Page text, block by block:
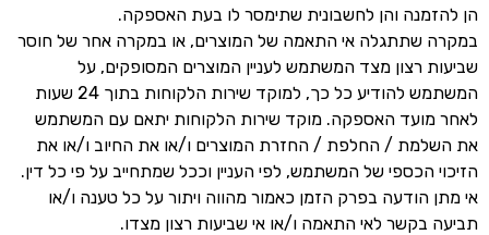
הן להזמנה והן לחשבונית שתימסר לו בעת האספקה.
במקרה שתתגלה אי התאמה של המוצרים, או במקרה אחר של חוסר
שביעות רצון מצד המשתמש לעניין המוצרים המסופקים, על
המשתמש להודיע כל כך, למוקד שירות הלקוחות בתוך 24 שעות
לאחר מועד האספקה. מוקד שירות הלקוחות יתאם עם המשתמש
את השלמת / החלפת / החזרת המוצרים ו/או את החיוב ו/או את
הזיכוי הכספי של המשתמש, לפי העניין וככל שמתחייב על פי כל דין.
אי מתן הודעה בפרק הזמן כאמור מהווה ויתור על כל טענה ו/או
תביעה בקשר לאי התאמה ו/או אי שביעות רצון מצדו.